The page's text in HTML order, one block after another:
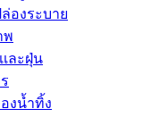
องระบาย
พ
เละฝุ่น
งน้ำทิ้ง